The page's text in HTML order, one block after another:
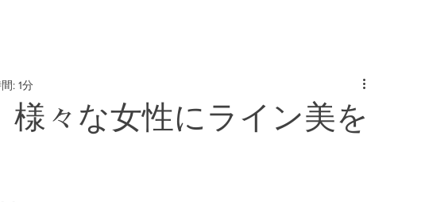
様々な女性にライン美を
: 1分